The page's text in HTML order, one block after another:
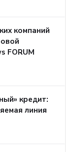
компаний
FORUM
кредит:
линия